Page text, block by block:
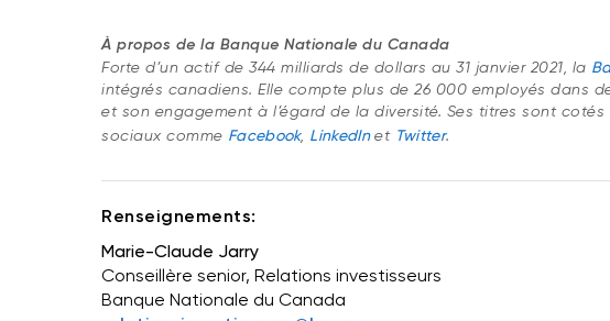
À propos de la Banque Nationale du Canada
Forte d’un actif de 344 milliards de dollars au 31 janvier 2021, la
intégrés canadiens. Elle compte plus de 26 000 employés dans
et son engagement à l’égard de la diversité. Ses titres sont
sociaux comme Facebook, LinkedInet Twitter.
Renseignements:
Marie-Claude Jarry
Conseillère senior, Relations investisseurs
Banque Nationale du Canada